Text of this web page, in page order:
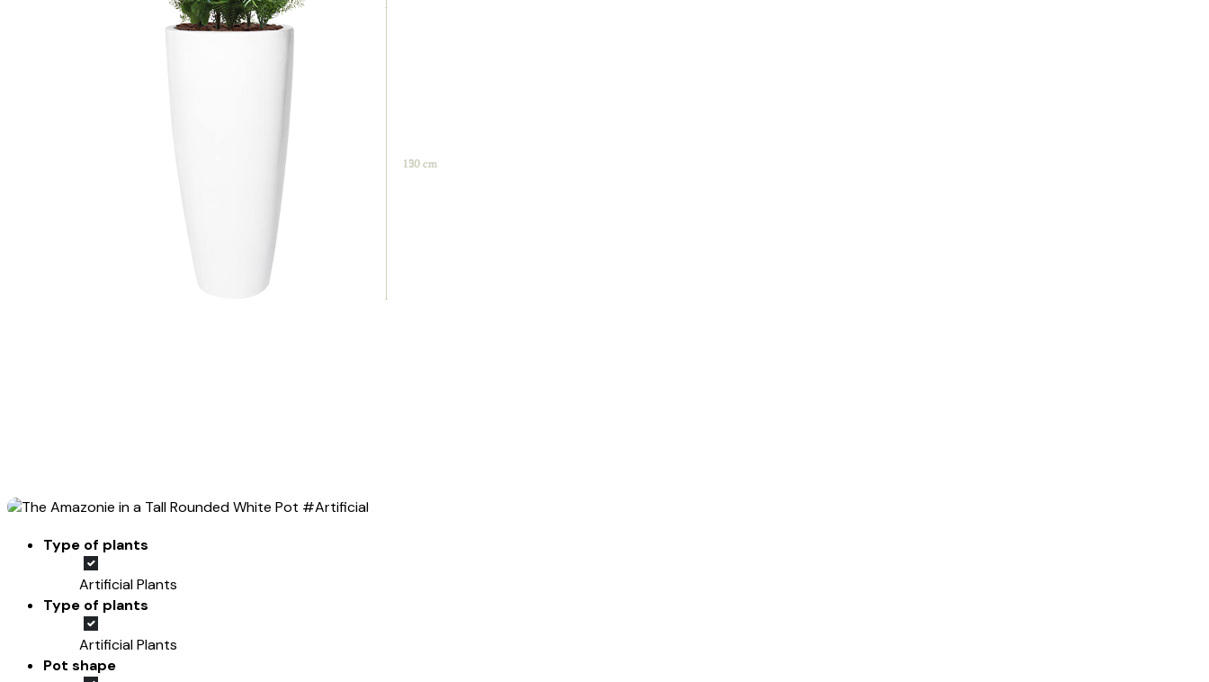
Type of plants
Artificial Plants
Type of plants
Artificial Plants
Pot shape